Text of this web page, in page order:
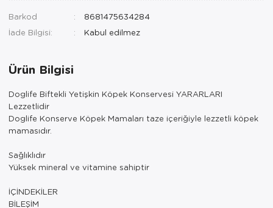
Barkod
8681475634284
İade Bilgisi:
Ürün Bilgisi
Doglife Biftekli Yetişkin Köpek Konservesi YARARLARI
Lezzetlidir
Doglife Konserve Köpek Mamaları taze içeriğiyle lezzetli köpek
mamasıdır.
Sağlıklıdır
Yüksek mineral ve vitamine sahiptir
İÇİNDEKİLER
BİLEŞİM